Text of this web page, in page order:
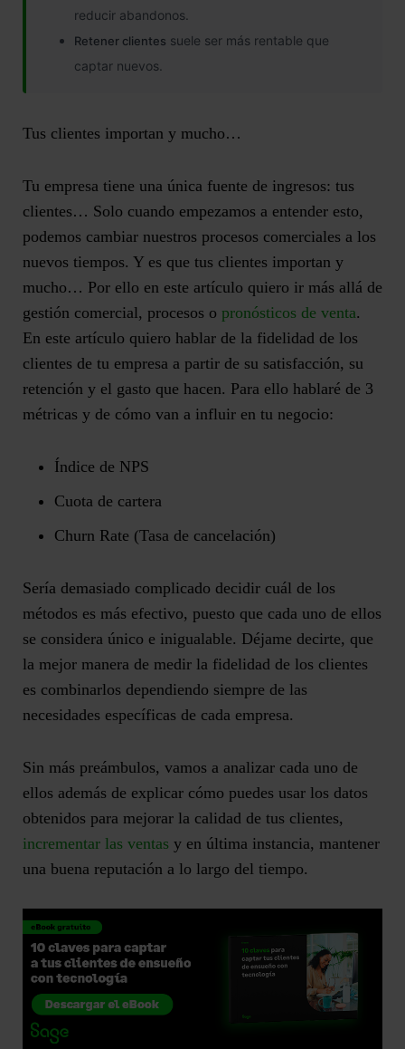
reducir abandonos.
Retener clientes suele ser más rentable que
captar nuevos.
Tus clientes importan y mucho…
Tu empresa tiene una única fuente de ingresos: tus
clientes… Solo cuando empezamos a entender esto,
podemos cambiar nuestros procesos comerciales a los
nuevos tiempos. Y es que tus clientes importan y
mucho… Por ello en este artículo quiero ir más allá de
gestión comercial, procesos o pronósticos de venta.
En este artículo quiero hablar de la fidelidad de los
clientes de tu empresa a partir de su satisfacción, su
retención y el gasto que hacen. Para ello hablaré de 3
métricas y de cómo van a influir en tu negocio:
Índice de NPS
Cuota de cartera
Churn Rate (Tasa de cancelación)
Sería demasiado complicado decidir cuál de los
métodos es más efectivo, puesto que cada uno de ellos
se considera único e inigualable. Déjame decirte, que
la mejor manera de medir la fidelidad de los clientes
es combinarlos dependiendo siempre de las
necesidades específicas de cada empresa.
Sin más preámbulos, vamos a analizar cada uno de
ellos además de explicar cómo puedes usar los datos
obtenidos para mejorar la calidad de tus clientes,
incrementar las ventas y en última instancia, mantener
una buena reputación a lo largo del tiempo.